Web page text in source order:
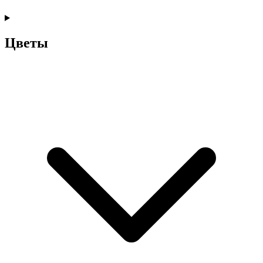
Цветы